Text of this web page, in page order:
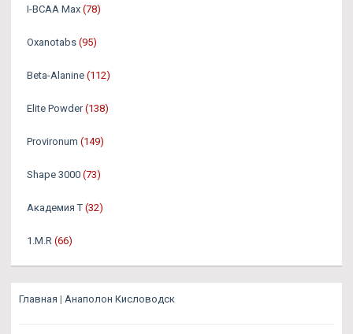
I-BCAA Max (78)
Oxanotabs (95)
Beta-Alanine (112)
Elite Powder (138)
Provironum (149)
Shape 3000 (73)
Академия Т (32)
1.M.R (66)
Главная | Анаполон Кисловодск